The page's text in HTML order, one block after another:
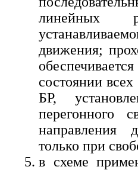
линейных
движения;
состоянии
БР,
перегонного
направления
только при
в схеме